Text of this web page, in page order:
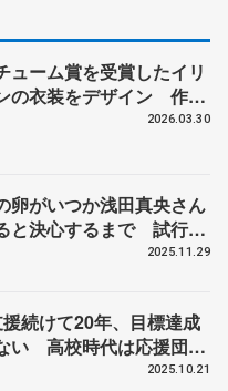
ューム賞を受賞したイリ
の衣装をデザイン 作り
重される海外選手からの
2026.03.30
卵がいつか浅田真央さん
と決心するまで 試行錯
週間で仕上げた羽生結弦
2025.11.29
援続けて20年、目標達成
い 高校時代は応援団、
が入る
2025.10.21